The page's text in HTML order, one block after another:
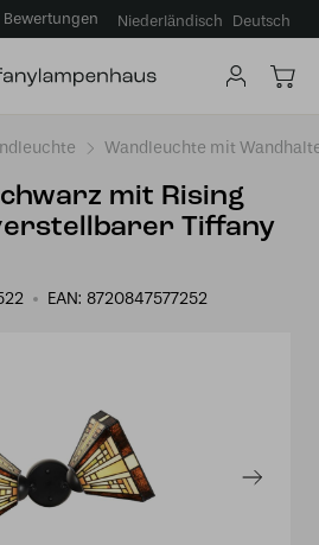
Bewertungen Niederländisch Deutsch
Wandleuchte mit
mit Rising
Tiffany
EAN: 8720847577252